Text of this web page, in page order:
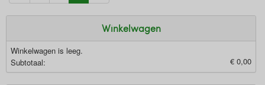
Winkelwagen
Winkelwagen is leeg.
Subtotaal:
€ 0,00